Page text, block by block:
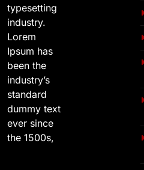
typesetting
industry.
Lorem
Ipsum has
been the
industry’s
standard
dummy text
ever since
the 1500s,